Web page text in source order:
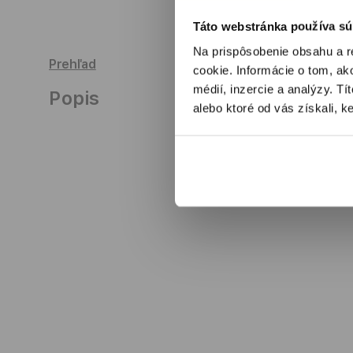
Táto webstránka používa
Na prispôsobenie obsahu a
cookie. Informácie o tom,
médií, inzercie a analýzy.
alebo ktoré od vás získali,
Prehľad
Popis